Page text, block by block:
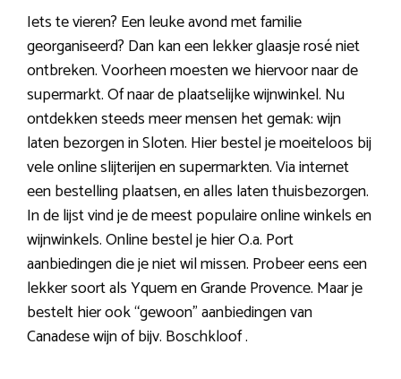
Iets te vieren? Een leuke avond met familie
georganiseerd? Dan kan een lekker glaasje rosé niet
ontbreken. Voorheen moesten we hiervoor naar de
supermarkt. Of naar de plaatselijke wijnwinkel. Nu
ontdekken steeds meer mensen het gemak: wijn
laten bezorgen in Sloten. Hier bestel je moeiteloos bij
vele online slijterijen en supermarkten. Via internet
een bestelling plaatsen, en alles laten thuisbezorgen.
In de lijst vind je de meest populaire online winkels en
wijnwinkels. Online bestel je hier O.a. Port
aanbiedingen die je niet wil missen. Probeer eens een
lekker soort als Yquem en Grande Provence. Maar je
bestelt hier ook “gewoon” aanbiedingen van
Canadese wijn of bijv. Boschkloof .